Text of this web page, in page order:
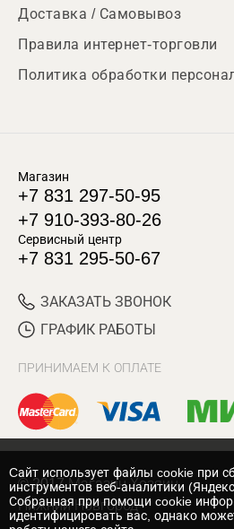
Доставка / Самовывоз
Правила интернет-торговли
Политика обработки
Магазин
+7 831 297-50-95
+7 910-393-80-26
Сервисный центр
+7 831 295-50-67
ЗАКАЗАТЬ ЗВОНОК
ГРАФИК РАБОТЫ
ПРИНИМАЕМ К ОПЛАТЕ
© 2017 Магазин Хозяин
Нижний Новгород
Cайт использует файлы cookie при
инструментов веб-аналитики
Собранная при помощи cookie
идентифицировать вас, однако